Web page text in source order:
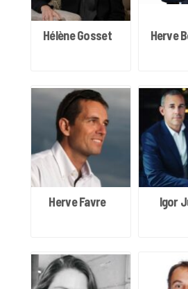
Hélène Gosset Herve
Herve Favre Igor